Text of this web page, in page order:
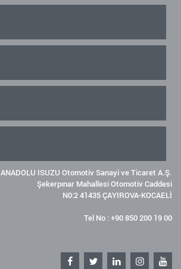
ANADOLU ISUZU Otomotiv Sanayi ve Ticaret A.Ş.
Şekerpınar Mahallesi Otomotiv Caddesi
N0:2 41435 ÇAYIROVA-KOCAELİ
Tel No : +90 850 200 19 00